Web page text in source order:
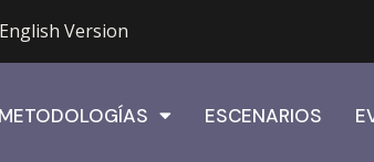
English Version
METODOLOGÍAS ESCENARIOS